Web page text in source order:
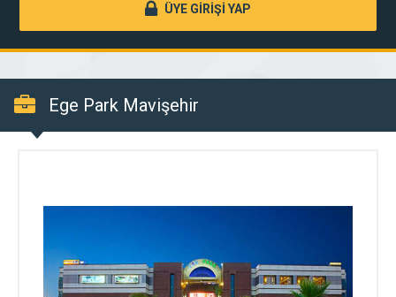
ÜYE GİRİŞİ YAP
Ege Park Mavişehir